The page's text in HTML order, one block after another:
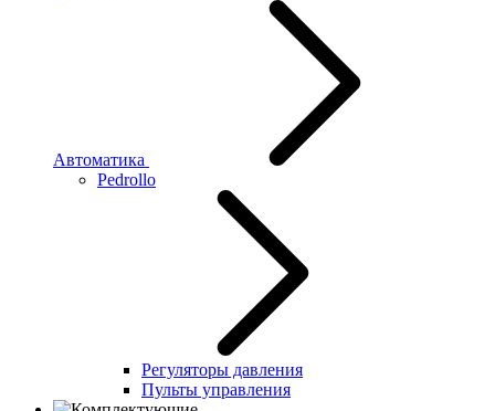
Автоматика
Pedrollo
Регуляторы давления
Пульты управления